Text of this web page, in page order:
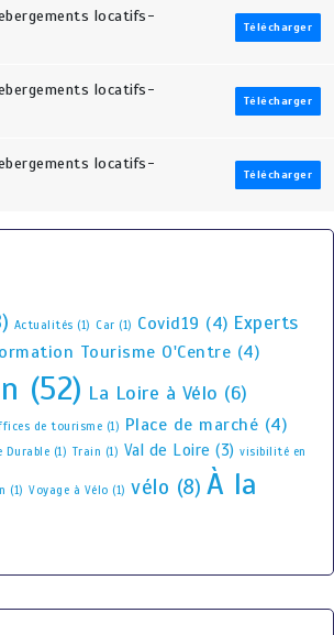
locatifs-
Télécharger
locatifs-
Télécharger
locatifs-
Télécharger
Actualités (1) Car (1) Covid19 (4) Experts
Tourisme O'Centre (4)
(52) La Loire à Vélo (6)
de tourisme (1) Place de marché (4)
Durable (1) Train (1) Val de Loire (3) visibilité en
(1) Voyage à Vélo (1) vélo (8) À la